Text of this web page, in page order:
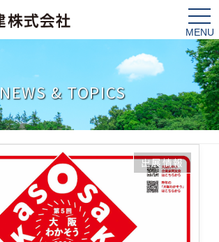
NEWS & TOPICS
出展情報